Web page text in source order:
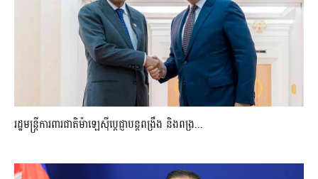
រដ្ឋមន្ត្រីការពារជាតិម៉ាឡេស៊ីប្ដេជ្ញាបន្តពង្រឹង និងពង្រ...